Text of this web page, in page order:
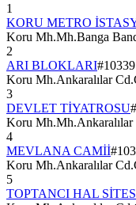
1
KORU METRO
Koru Mh.Mh.Banga
2
ARI BLOKLARI#10339
Koru Mh.Ankaralılar
3
DEVLET TİYATROSU#
Koru Mh.Mh.Ankaralılar
4
MEVLANA CAMİİ#
Koru Mh.Ankaralılar
5
TOPTANCI HAL